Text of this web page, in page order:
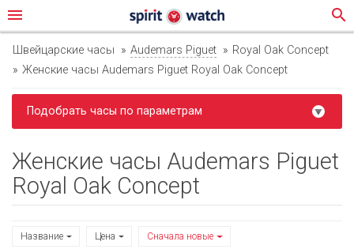
menu search
Швейцарские часы Audemars Piguet
Royal Oak Concept
Женские часы Audemars Piguet Royal Oak Concept
Подобрать часы по параметрам
Женские часы Audemars Piguet
Royal Oak Concept
Название Цена Сначала новые